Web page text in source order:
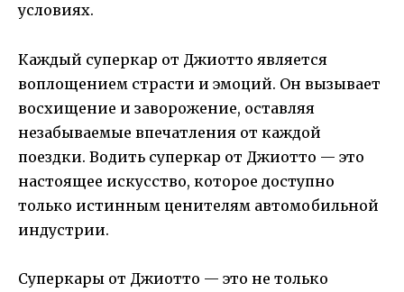
условиях.
Каждый суперкар от Джиотто является
воплощением страсти и эмоций. Он вызывает
восхищение и заворожение, оставляя
незабываемые впечатления от каждой
поездки. Водить суперкар от Джиотто — это
настоящее искусство, которое доступно
только истинным ценителям автомобильной
индустрии.
Суперкары от Джиотто — это не только